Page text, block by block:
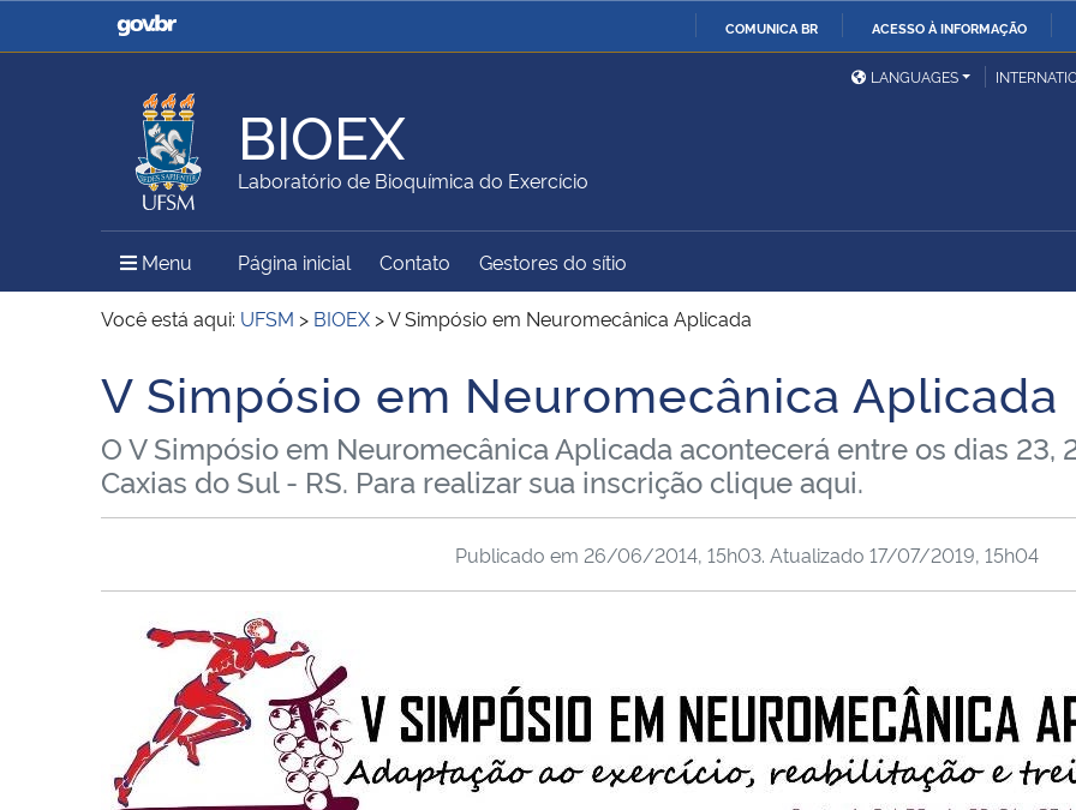
COMUNICA BR ACESSO À INFORMAÇÃO
Casa Civil
Ministério da Justiça e
Ministério da Defesa
Ministério das Relações
Exteriores
Ministério da Agricultura,
Pecuária e Abastecimento
Ministério da Educação
Ministério do Meio Ambiente Ministério do Turismo
Ministério do
Desenvolvimento Regional
Secretaria de Governo
Gabinete de Segurança
Institucional
Advocacia-Geral da União Banco Central do Brasil
LANGUAGES
BIOEX
Laboratório de Bioquímica do Exercício
Menu Menu Principal do Sítio
Página inicial Contato Gestores do sítio
Você está aqui: UFSM > BIOEX >V Simpósio em Neuromecânica Aplicada
Início do conteúdo
V Simpósio em Neuromecânica Aplicada
O V Simpósio em Neuromecânica Aplicada acontecerá entre os dias 23,
Caxias do Sul - RS. Para realizar sua inscrição clique aqui.
Publicado em 26/06/2014, 15h03. Atualizado 17/07/2019, 15h04